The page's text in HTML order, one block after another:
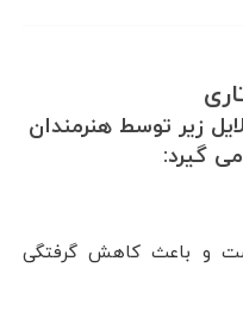
زیر توسط هنرمندان
گیرد:
و باعث کاهش گرفتگی